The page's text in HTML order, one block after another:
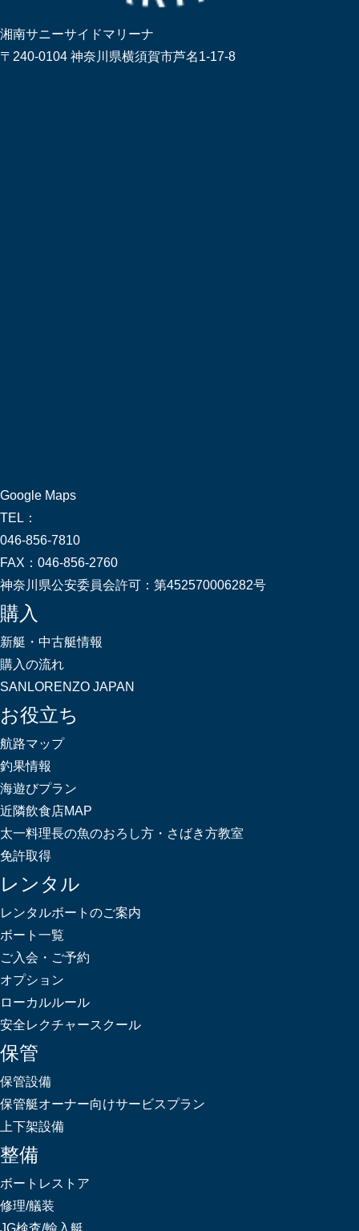
湘南サニーサイドマリーナ
〒240-0104 神奈川県横須賀市芦名1-17-8
Google Maps
TEL：
046-856-7810
FAX： 046-856-2760
神奈川県公安委員会許可： 第452570006282号
購入
新艇・中古艇情報
購入の流れ
SANLORENZO JAPAN
お役立ち
航路マップ
釣果情報
海遊びプラン
近隣飲食店MAP
太一料理長の魚のおろし方・さばき方教室
免許取得
レンタル
レンタルボートのご案内
ボート一覧
ご入会・ご予約
オプション
ローカルルール
安全レクチャースクール
保管
保管設備
保管艇オーナー向けサービスプラン
上下架設備
整備
ボートレストア
修理/艤装